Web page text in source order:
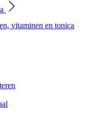
vitaminen en tonica